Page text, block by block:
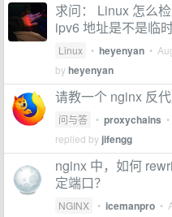
求问： Linux 怎么
ipv6 地址是不是临
Linux • heyenyan •
byheyenyan
请教一个 nginx 反
问与答 • proxychains •
replied by jifengg
nginx 中，如何
定端口？
NGINX • icemanpro •